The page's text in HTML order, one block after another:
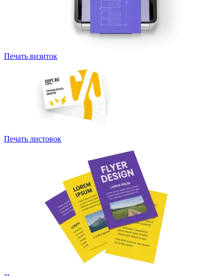
Печать визиток
Печать листовок